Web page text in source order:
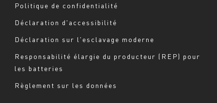
bas
de
page
-
Milieu
Politique de confidentialité
Déclaration d'accessibilité
Déclaration sur l'esclavage moderne
Responsabilité élargie du producteur (REP) pour
les batteries
Règlement sur les données